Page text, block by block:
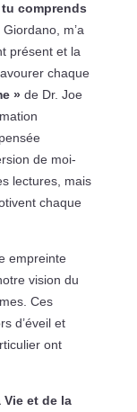
comprends
m’a
présent et la
chaque
»de Dr. Joe
de moi-
lectures, mais
chaque
empreinte
vision du
Ces
d’éveil et
ont
et de la